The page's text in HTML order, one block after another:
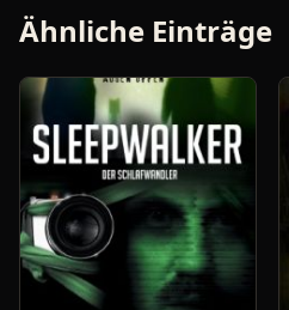
Ähnliche Einträge